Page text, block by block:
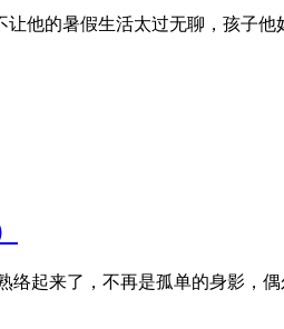
他的暑假生活太过无聊，孩子
起来了，不再是孤单的身影，